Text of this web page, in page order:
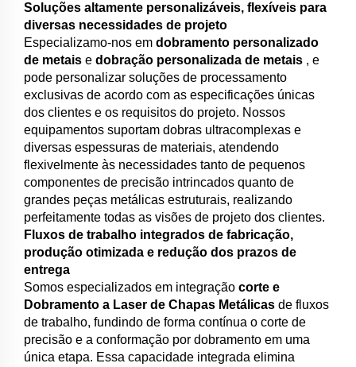
Soluções altamente personalizáveis, flexíveis para
diversas necessidades de projeto
Especializamo-nos em dobramento personalizado
de metais e dobração personalizada de metais , e
pode personalizar soluções de processamento
exclusivas de acordo com as especificações únicas
dos clientes e os requisitos do projeto. Nossos
equipamentos suportam dobras ultracomplexas e
diversas espessuras de materiais, atendendo
flexivelmente às necessidades tanto de pequenos
componentes de precisão intrincados quanto de
grandes peças metálicas estruturais, realizando
perfeitamente todas as visões de projeto dos clientes.
Fluxos de trabalho integrados de fabricação,
produção otimizada e redução dos prazos de
entrega
Somos especializados em integração corte e
Dobramento a Laser de Chapas Metálicas de fluxos
de trabalho, fundindo de forma contínua o corte de
precisão e a conformação por dobramento em uma
única etapa. Essa capacidade integrada elimina